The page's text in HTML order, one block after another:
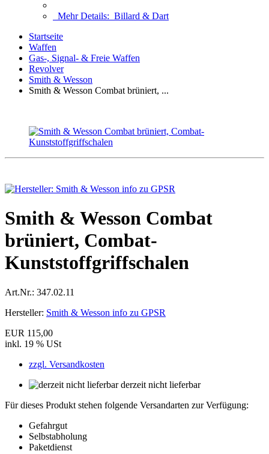
Mehr Details: Billard & Dart
Startseite
Waffen
Gas-, Signal- & Freie Waffen
Revolver
Smith & Wesson
Smith & Wesson Combat brüniert, ...
Smith & Wesson Combat
brüniert, Combat-
Kunststoffgriffschalen
Art.Nr.: 347.02.11
Hersteller: Smith & Wesson info zu GPSR
EUR 115,00
inkl. 19 % USt
zzgl. Versandkosten
derzeit nicht lieferbar
Für dieses Produkt stehen folgende Versandarten zur Verfügung:
Gefahrgut
Selbstabholung
Paketdienst